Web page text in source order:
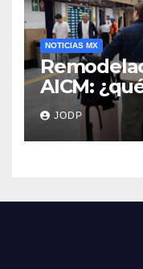
NOTICIAS MX
AICM:
afectarán
2026 y
JODP